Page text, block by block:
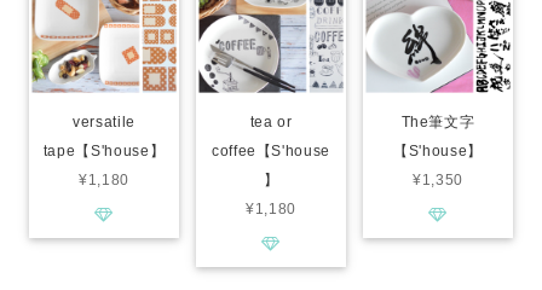
versatile
tape【S'house】
¥1,180
tea or
coffee【S'house
】
¥1,180
The筆文字
【S'house】
¥1,350